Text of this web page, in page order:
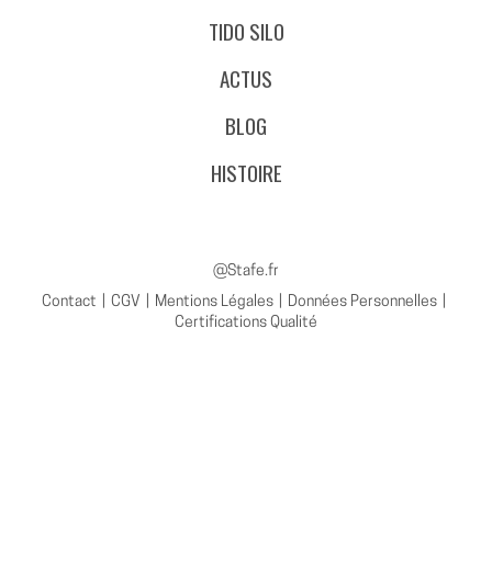
TIDO SILO
ACTUS
BLOG
HISTOIRE
@Stafe.fr
Contact
CGV Mentions Légales
Données Personnelles
Certifications Qualité